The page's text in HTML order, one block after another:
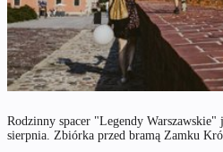
Rodzinny spacer "Legendy
sierpnia. Zbiórka przed bramą Zamku